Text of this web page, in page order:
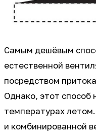
Самым дешёвым
естественной
посредством
Однако, этот способ
температурах
и комбинированной